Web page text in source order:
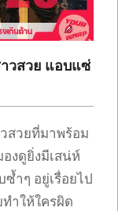
าวสวย แอบแซ่
สวยที่มาพร้อม
งดูยิ่งมีเสน่ห์
ำๆ อยู่เรื่อยไป
ทำให้ใครผิด